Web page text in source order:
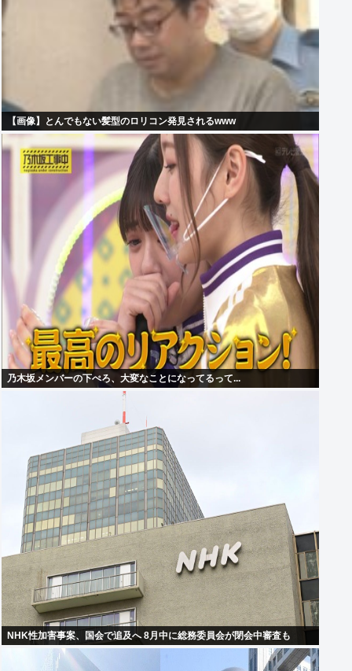
【画像】とんでもない髪型のロリコン発見されるwww
乃木坂メンバーの下ぺろ、大変なことになってるって...
NHK性加害事案、国会で追及へ 8月中に総務委員会が閉会中審査も